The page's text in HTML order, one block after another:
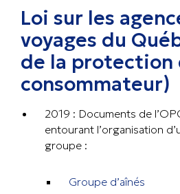
Loi sur les
voyages du
de la protection
consommateur)
2019 : Documents de
entourant l’organisation
groupe :
Groupe d’aînés